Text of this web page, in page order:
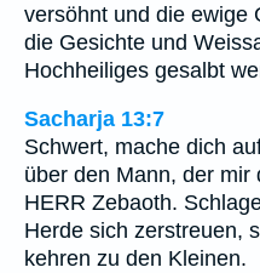
versöhnt und die ewige
die Gesichte und
Hochheiliges gesalbt
Sacharja 13:7
Schwert, mache dich
über den Mann, der
HERR Zebaoth.
Herde sich zerstreuen,
kehren zu den Kleinen.